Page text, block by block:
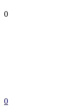
0
0